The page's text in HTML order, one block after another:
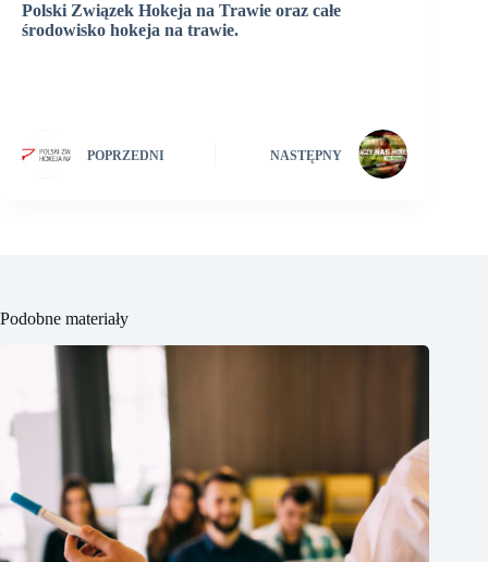
Polski Związek Hokeja na Trawie oraz całe
środowisko hokeja na trawie.
POPRZEDNI NASTĘPNY
Podobne materiały